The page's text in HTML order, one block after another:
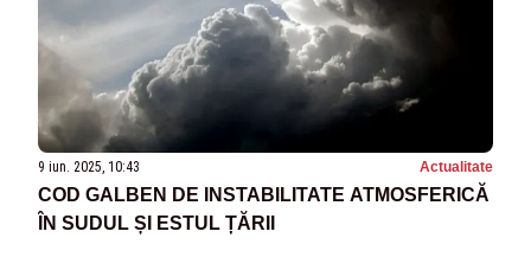
9 iun. 2025, 10:43 Actualitate
COD GALBEN DE INSTABILITATE ATMOSFERICĂ
ÎN SUDUL ȘI ESTUL ȚĂRII